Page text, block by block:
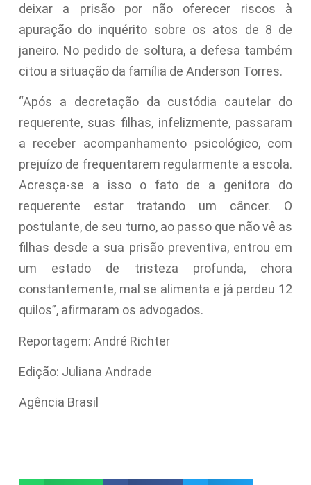
deixar a prisão por não oferecer riscos à
apuração do inquérito sobre os atos de 8 de
janeiro. No pedido de soltura, a defesa também
citou a situação da família de Anderson Torres.
“Após a decretação da custódia cautelar do
requerente, suas filhas, infelizmente, passaram
a receber acompanhamento psicológico, com
prejuízo de frequentarem regularmente a escola.
Acresça-se a isso o fato de a genitora do
requerente estar tratando um câncer. O
postulante, de seu turno, ao passo que não vê as
filhas desde a sua prisão preventiva, entrou em
um estado de tristeza profunda, chora
constantemente, mal se alimenta e já perdeu 12
quilos”, afirmaram os advogados.
Reportagem: André Richter
Edição: Juliana Andrade
Agência Brasil